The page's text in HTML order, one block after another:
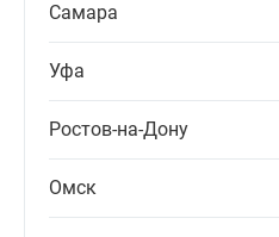
Самара
Уфа
Ростов-на-Дону
Омск